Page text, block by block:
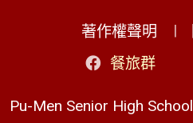
著作權聲明
餐旅群
Men Senior High School